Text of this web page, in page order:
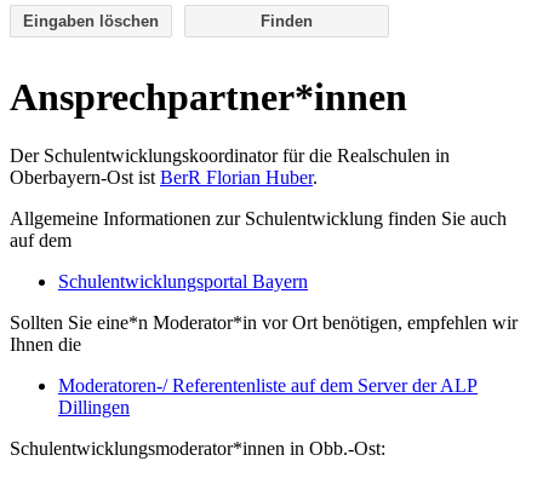
Eingaben löschen
Ansprechpartner*innen
Der Schulentwicklungskoordinator für die Realschulen in
Oberbayern-Ost istBerR Florian Huber.
Allgemeine Informationen zur Schulentwicklung finden Sie auch
auf dem
Schulentwicklungsportal Bayern
Sollten Sie eine*n Moderator*in vor Ort benötigen, empfehlen wir
Ihnen die
Moderatoren-/ Referentenliste auf dem Server der ALP
Dillingen
Schulentwicklungsmoderator*innen in Obb.-Ost: